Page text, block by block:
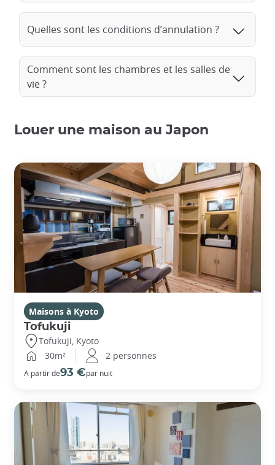
Quelles sont les conditions d’annulation ?
Comment sont les chambres et les salles de
vie ?
Louer une maison au Japon
Maisons à Kyoto
Tofukuji
Tofukuji, Kyoto
30m²
2 personnes
A partir de93 €par nuit